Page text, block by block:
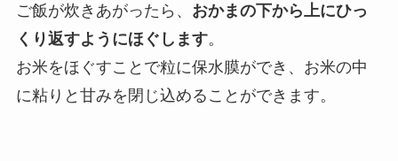
ご飯が炊きあがったら、 おかまの下から上にひっ
くり返すようにほぐします。
お米をほぐすことで粒に保水膜ができ、お米の中
に粘りと甘みを閉じ込めることができます。